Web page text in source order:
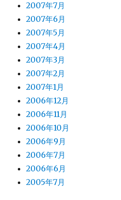
2007年7月
2007年6月
2007年5月
2007年4月
2007年3月
2007年2月
2007年1月
2006年12月
2006年11月
2006年10月
2006年9月
2006年7月
2006年6月
2005年7月